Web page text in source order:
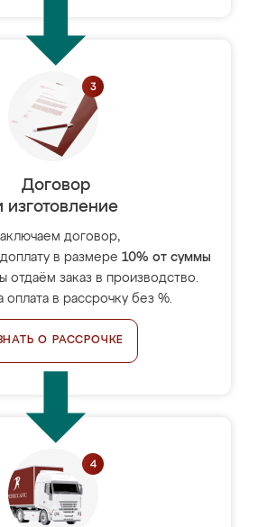
Договор
изготовление
договор,
в размере 10% от суммы
отдаём заказ в производство.
оплата в рассрочку без %.
О РАССРОЧКЕ